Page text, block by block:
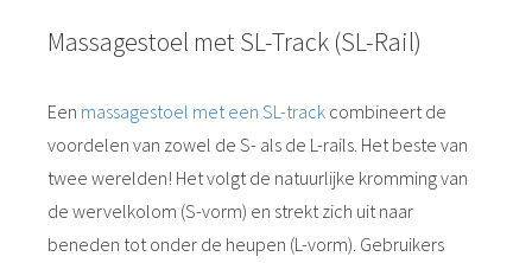
Massagestoel met SL-Track (SL-Rail)
Een massagestoel met een SL-track combineert de
voordelen van zowel de S- als de L-rails. Het beste van
twee werelden! Het volgt de natuurlijke kromming van
de wervelkolom (S-vorm) en strekt zich uit naar
beneden tot onder de heupen (L-vorm). Gebruikers